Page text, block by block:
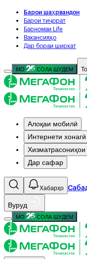
Барои шаҳрвандон
Барои тиҷорат
Барномаи Life
Вакансияҳо
Дар бораи ширкат
МО СОЛА ШУДЕМ
Алоқаи мобилӣ
Интернети хонагӣ
Дар сафар
Хабарҳо
Вуруд
МО СОЛА ШУДЕМ